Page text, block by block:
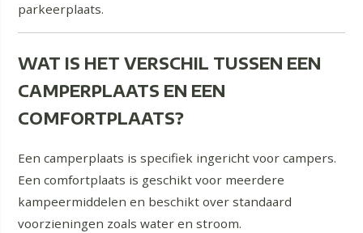
parkeerplaats.
WAT IS HET VERSCHIL TUSSEN EEN
CAMPERPLAATS EN EEN
COMFORTPLAATS?
Een camperplaats is specifiek ingericht voor campers.
Een comfortplaats is geschikt voor meerdere
kampeermiddelen en beschikt over standaard
voorzieningen zoals water en stroom.